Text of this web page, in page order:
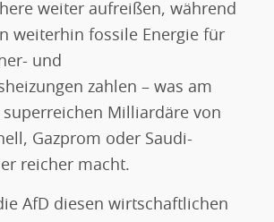
weiter aufreißen, während
weiterhin fossile Energie für
und
zahlen – was am
superreichen Milliardäre von
Gazprom oder Saudi-
reicher macht.
AfD diesen wirtschaftlichen